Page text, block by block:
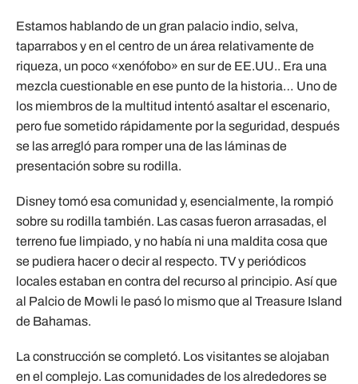
Estamos hablando de un gran palacio indio, selva,
taparrabos y en el centro de un área relativamente de
riqueza, un poco «xenófobo» en sur de EE.UU.. Era una
mezcla cuestionable en ese punto de la historia… Uno de
los miembros de la multitud intentó asaltar el escenario,
pero fue sometido rápidamente por la seguridad, después
se las arregló para romper una de las láminas de
presentación sobre su rodilla.
Disney tomó esa comunidad y, esencialmente, la rompió
sobre su rodilla también. Las casas fueron arrasadas, el
terreno fue limpiado, y no había ni una maldita cosa que
se pudiera hacer o decir al respecto. TV y periódicos
locales estaban en contra del recurso al principio. Así que
al Palcio de Mowli le pasó lo mismo que al Treasure Island
de Bahamas.
La construcción se completó. Los visitantes se alojaban
en el complejo. Las comunidades de los alrededores se